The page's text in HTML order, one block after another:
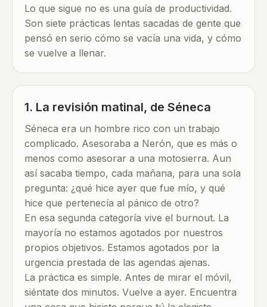
Lo que sigue no es una guía de productividad.
Son siete prácticas lentas sacadas de gente que
pensó en serio cómo se vacía una vida, y cómo
se vuelve a llenar.
1. La revisión matinal, de Séneca
Séneca era un hombre rico con un trabajo
complicado. Asesoraba a Nerón, que es más o
menos como asesorar a una motosierra. Aun
así sacaba tiempo, cada mañana, para una sola
pregunta: ¿qué hice ayer que fue mío, y qué
hice que pertenecía al pánico de otro?
En esa segunda categoría vive el burnout. La
mayoría no estamos agotados por nuestros
propios objetivos. Estamos agotados por la
urgencia prestada de las agendas ajenas.
La práctica es simple. Antes de mirar el móvil,
siéntate dos minutos. Vuelve a ayer. Encuentra